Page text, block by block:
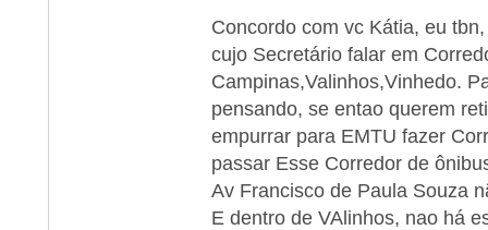
Concordo com vc Kátia, eu
cujo Secretário falar em
Campinas,Valinhos,Vinhedo.
pensando, se entao querem
empurrar para EMTU fazer
passar Esse Corredor de
Av Francisco de Paula Souza
E dentro de VAlinhos, nao há